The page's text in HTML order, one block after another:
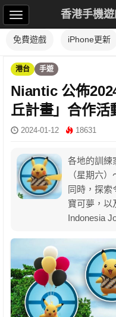
香港手機
免費遊戲 iPhone更新
港台 手遊
Niantic 公佈
丘計畫」合作活
2024-01-12 18631
各地的訓練
（星期六
同時，探索
寶可夢，以
Indonesia